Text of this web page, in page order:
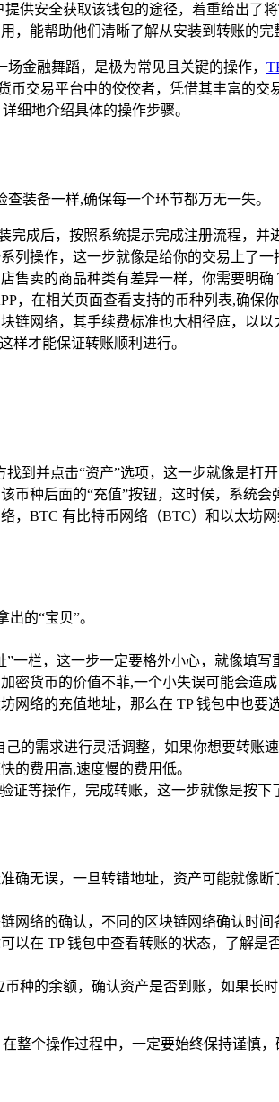
供安全获取该钱包的途径，着重给出了
能帮助他们清晰了解从安装到转账的完
金融舞蹈，是极为常见且关键的操作，
交易平台中的佼佼者，凭借其丰富的交
细地介绍具体的操作步骤。
装备一样,确保每一个环节都万无一失。
完成后，按照系统提示完成注册流程，
操作，这一步就像是给你的交易上了一
售卖的商品种类有差异一样，你需要明
，在相关页面查看支持的币种列表,确保你
链网络，其手续费标准也大相径庭，以
样才能保证转账顺利进行。
到并点击“资产”选项，这一步就像是打
种后面的“充值”按钮，这时候，系统
BTC 有比特币网络（BTC）和以太坊
的“宝贝”。
栏，这一步一定要格外小心，就像填写
货币的价值不菲,一个小失误可能会造成
络的充值地址，那么在 TP 钱包中也
的需求进行灵活调整，如果你想要转账
的费用高,速度慢的费用低。
等操作，完成转账，这一步就像是按下
确无误，一旦转错地址，资产可能就像
网络的确认，不同的区块链网络确认时
在 TP 钱包中查看转账的状态，了解
种的余额，确认资产是否到账，如果长
整个操作过程中，一定要始终保持谨慎